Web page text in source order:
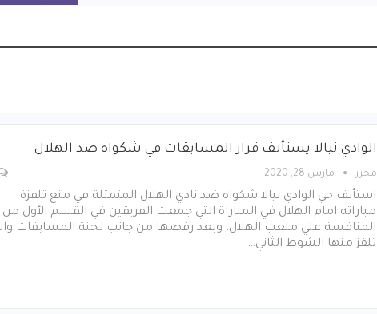
الوادي نيالا يستأنف قرار المسابقات في شكواه ضد الهلال
محرر مارس 28, 2020
استأنف حي الوادي نيالا شكواه ضد نادي الهلال المتمثلة في منع تلفزة
مباراته امام الهلال في المباراة التي جمعت الفريقين في القسم الأول من
المنافسة علي ملعب الهلال. وبعد رفضها من جانب لجنة المسابقات
تلفز منها الشوط الثاني…